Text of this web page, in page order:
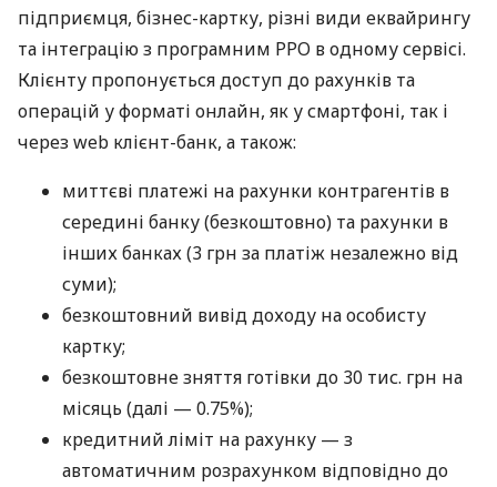
підприємця, бізнес-картку, різні види еквайрингу
та інтеграцію з програмним РРО в одному сервісі.
Клієнту пропонується доступ до рахунків та
операцій у форматі онлайн, як у смартфоні, так і
через web клієнт-банк, а також:
миттєві платежі на рахунки контрагентів в
середині банку (безкоштовно) та рахунки в
інших банках (3 грн за платіж незалежно від
суми);
безкоштовний вивід доходу на особисту
картку;
безкоштовне зняття готівки до 30 тис. грн на
місяць (далі — 0.75%);
кредитний ліміт на рахунку — з
автоматичним розрахунком відповідно до